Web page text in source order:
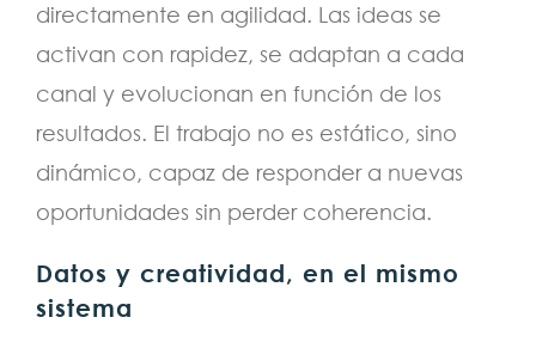
directamente en agilidad. Las ideas se
activan con rapidez, se adaptan a cada
canal y evolucionan en función de los
resultados. El trabajo no es estático, sino
dinámico, capaz de responder a nuevas
oportunidades sin perder coherencia.
Datos y creatividad, en el mismo
sistema